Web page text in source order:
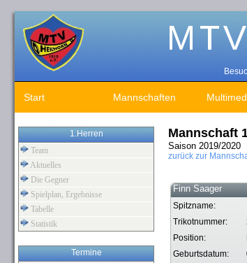
Start Mannschaften
1.Herren
Team
Aktuelles
Die Gegner
Spielplan, Ergebnisse
Tabelle
Statistik
Termine
Mannschaft
Saison 2019/2020
zurück zur
Finn Saager
Spitzname:
Trikotnummer:
Position:
Geburtsdatum: